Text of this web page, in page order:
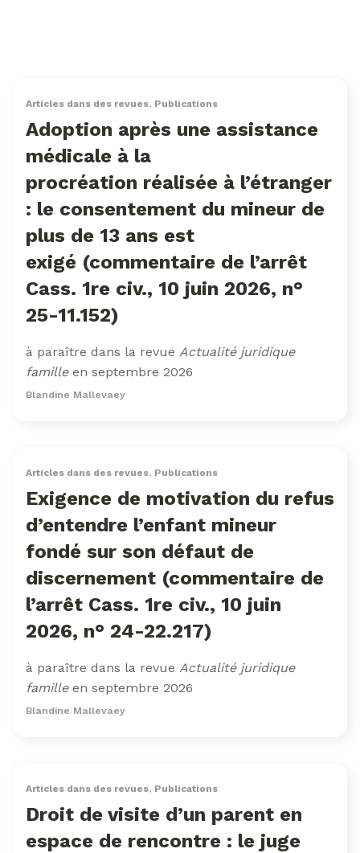
Articles dans des revues, Publications
Adoption après une assistance
médicale à la
procréation réalisée à l’étranger
: le consentement du mineur de
plus de 13 ans est
exigé (commentaire de l’arrêt
Cass. 1re civ., 10 juin 2026, n°
25-11.152)
à paraître dans la revue Actualité juridique
familleen septembre 2026
Blandine Mallevaey
Articles dans des revues, Publications
Exigence de motivation du refus
d’entendre l’enfant mineur
fondé sur son défaut de
discernement (commentaire de
l’arrêt Cass. 1re civ., 10 juin
2026, n° 24-22.217)
à paraître dans la revue Actualité juridique
familleen septembre 2026
Blandine Mallevaey
Articles dans des revues, Publications
Droit de visite d’un parent en
espace de rencontre : le juge